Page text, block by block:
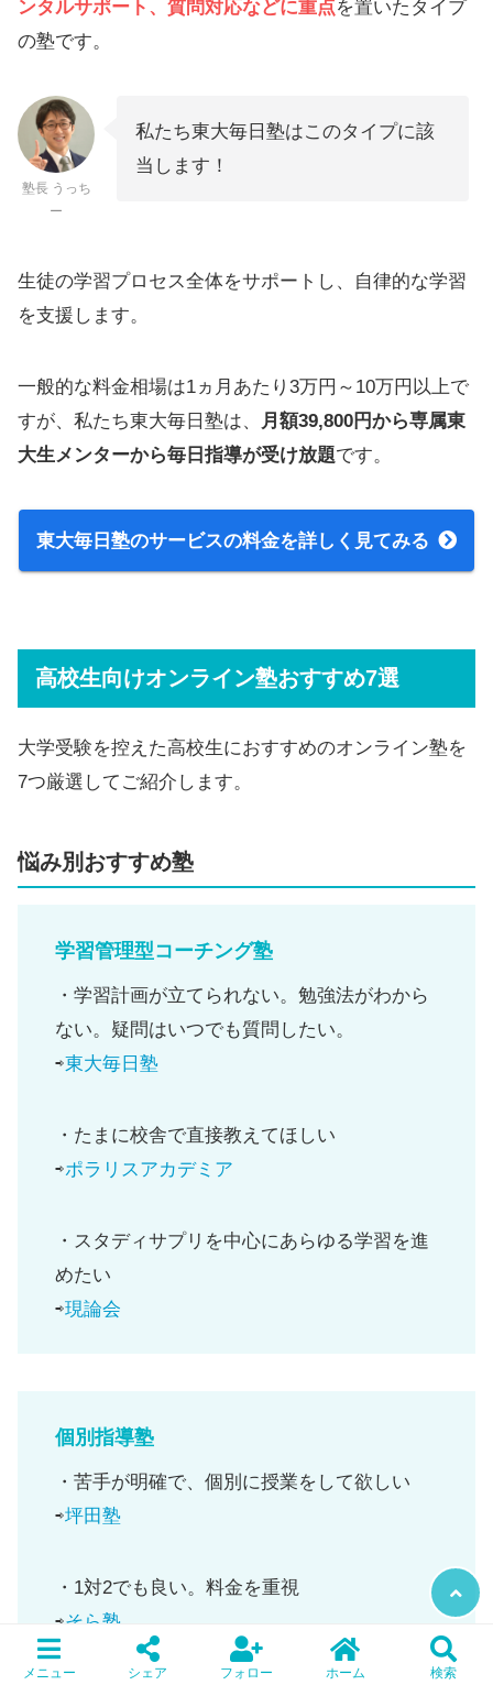
ンタルサポート、質問対応などに重点を置いたタイプ
の塾です。
塾長 うっち
ー
私たち東大毎日塾はこのタイプに該
当します！
生徒の学習プロセス全体をサポートし、自律的な学習
を支援します。
一般的な料金相場は1ヵ月あたり3万円～10万円以上で
すが、私たち東大毎日塾は、
月額39,800円から専属東
大生メンターから毎日指導が受け放題です。
東大毎日塾のサービスの料金を詳しく見てみる
高校生向けオンライン塾おすすめ7選
大学受験を控えた高校生におすすめのオンライン塾を
7つ厳選してご紹介します。
悩み別おすすめ塾
学習管理型コーチング塾
・学習計画が立てられない。勉強法がわから
ない。疑問はいつでも質問したい。
⇨東大毎日塾
・たまに校舎で直接教えてほしい
⇨ポラリスアカデミア
・スタディサプリを中心にあらゆる学習を進
めたい
⇨現論会
個別指導塾
・苦手が明確で、個別に授業をして欲しい
⇨坪田塾
・1対2でも良い。料金を重視
⇨そら塾
メニュー シェア フォロー ホーム 検索